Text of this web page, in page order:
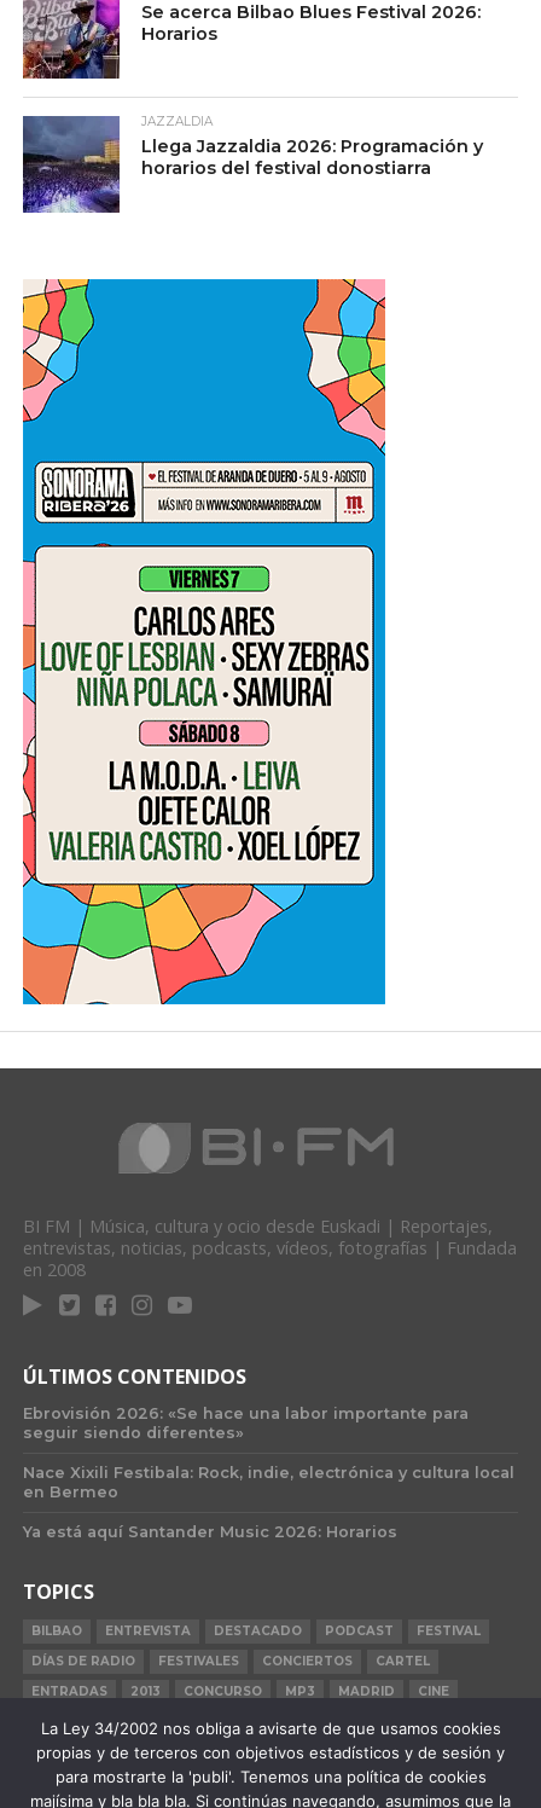
Se acerca Bilbao Blues Festival 2026:
Horarios
JAZZALDIA
Llega Jazzaldia 2026: Programación y
horarios del festival donostiarra
BI FM | Música, cultura y ocio desde Euskadi | Reportajes,
entrevistas, noticias, podcasts, vídeos, fotografías | Fundada
en 2008
ÚLTIMOS CONTENIDOS
Ebrovisión 2026: «Se hace una labor importante para
seguir siendo diferentes»
Nace Xixili Festibala: Rock, indie, electrónica y cultura local
en Bermeo
Ya está aquí Santander Music 2026: Horarios
TOPICS
BILBAO ENTREVISTA DESTACADO PODCAST
FESTIVAL
DÍAS DE RADIO
FESTIVALES CONCIERTOS
CARTEL
ENTRADAS
2013 CONCURSO MP3 MADRID
CINE
BILBAO BBK LIVE
BARCELONA CARNE CRUDA
CRÓNICA
2015
La Ley 34/2002 nos obliga a avisarte de que usamos cookies
propias y de terceros con objetivos estadísticos y de sesión y
para mostrarte la 'publi'. Tenemos una política de cookies
majísima y bla bla bla. Si continúas navegando, asumimos que la